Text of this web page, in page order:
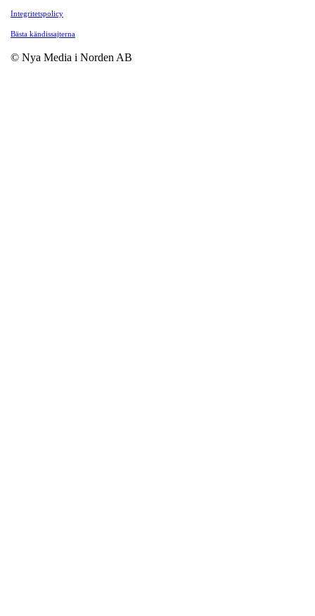
Integritetspolicy
Bästa kändissajterna
© Nya Media i Norden AB